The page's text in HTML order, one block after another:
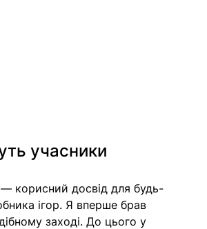
учасники
корисний досвід для будь-
ігор. Я вперше брав
заході. До цього у